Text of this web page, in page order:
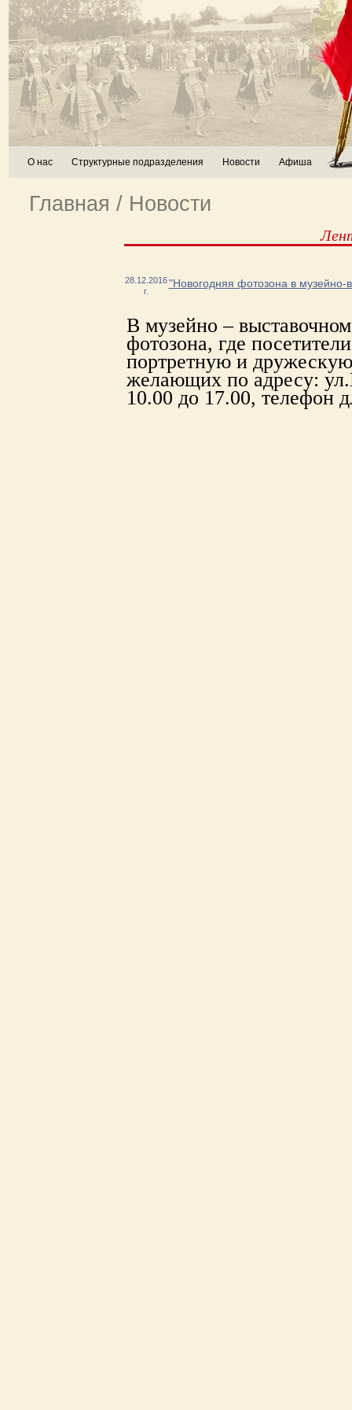
О нас Структурные подразделения Новости Афиша
Главная / Новости
28.12.2016
г.
"Новогодняя фотозона в музейно-
В музейно –
фотозона, где
портретную и
желающих по адресу:
10.00 до 17.00, телефон